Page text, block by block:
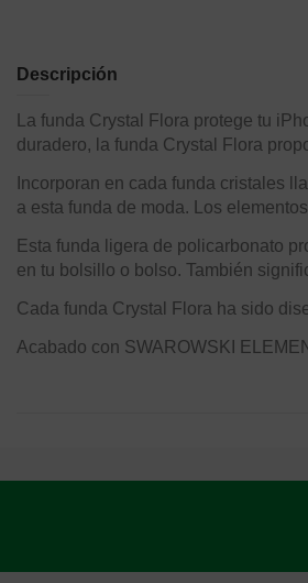
Descripción
La funda Crystal Flora protege tu
duradero, la funda Crystal Flora
Incorporan en cada funda cristales
a esta funda de moda. Los
Esta funda ligera de policarbonato
en tu bolsillo o bolso. También
Cada funda Crystal Flora ha sido
Acabado con SWAROWSKI